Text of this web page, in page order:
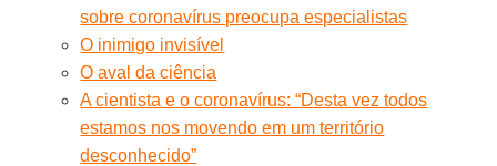
sobre coronavírus preocupa especialistas
O inimigo invisível
O aval da ciência
A cientista e o coronavírus: “Desta vez todos
estamos nos movendo em um território
desconhecido”